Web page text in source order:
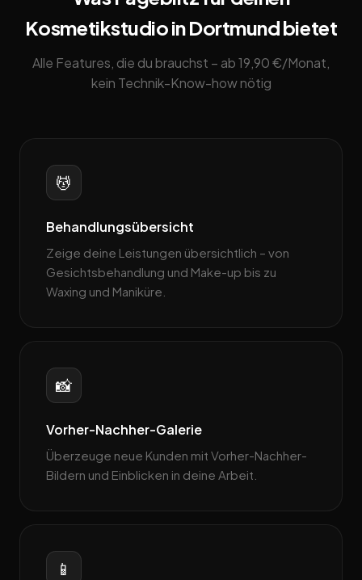
Kosmetikstudio in Dortmund bietet
Alle Features, die du brauchst – ab 19,90 €/Monat,
kein Technik-Know-how nötig
💆
Behandlungsübersicht
Zeige deine Leistungen übersichtlich – von
Gesichtsbehandlung und Make-up bis zu
Waxing und Maniküre.
📸
Vorher-Nachher-Galerie
Überzeuge neue Kunden mit Vorher-Nachher-
Bildern und Einblicken in deine Arbeit.
📱